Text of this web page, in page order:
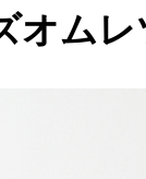
オムレ